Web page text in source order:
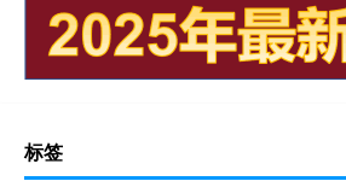
标签